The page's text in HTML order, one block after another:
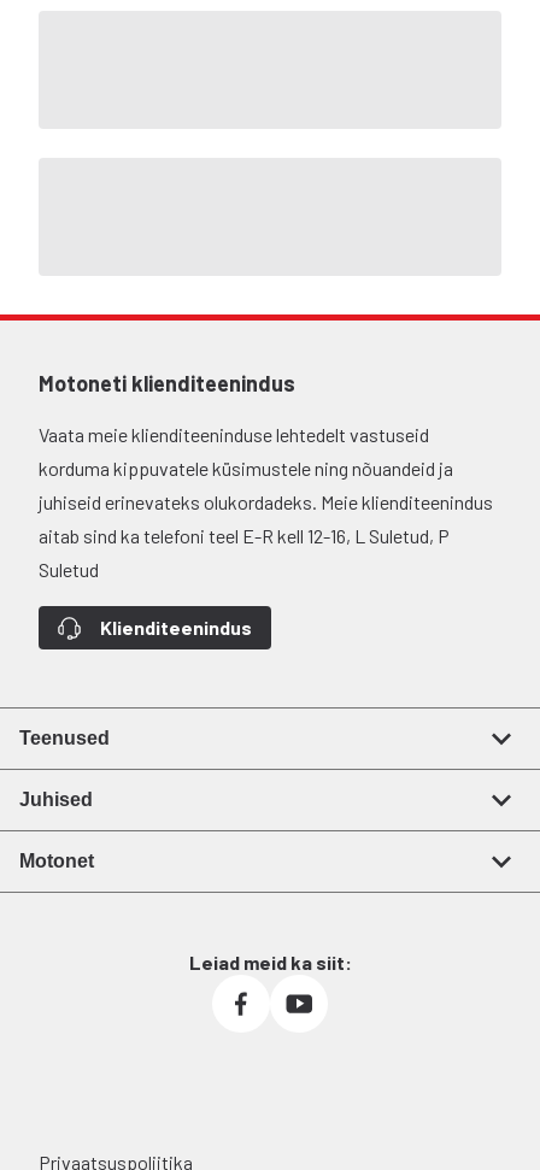
Motoneti klienditeenindus
Vaata meie klienditeeninduse lehtedelt vastuseid
korduma kippuvatele küsimustele ning nõuandeid ja
juhiseid erinevateks olukordadeks. Meie klienditeenindus
aitab sind ka telefoni teel E-R kell 12-16, L Suletud, P
Suletud
Klienditeenindus
Teenused
Juhised
Motonet
Leiad meid ka siit:
Privaatsuspoliitika